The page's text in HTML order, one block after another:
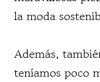
la moda
Además,
teníamos poco